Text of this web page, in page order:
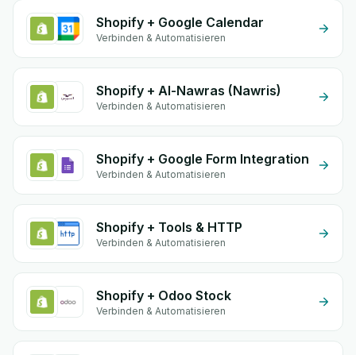
Shopify + Google Calendar
Verbinden & Automatisieren
Shopify + Al-Nawras (Nawris)
Verbinden & Automatisieren
Shopify + Google Form Integration
Verbinden & Automatisieren
Shopify + Tools & HTTP
Verbinden & Automatisieren
Shopify + Odoo Stock
Verbinden & Automatisieren